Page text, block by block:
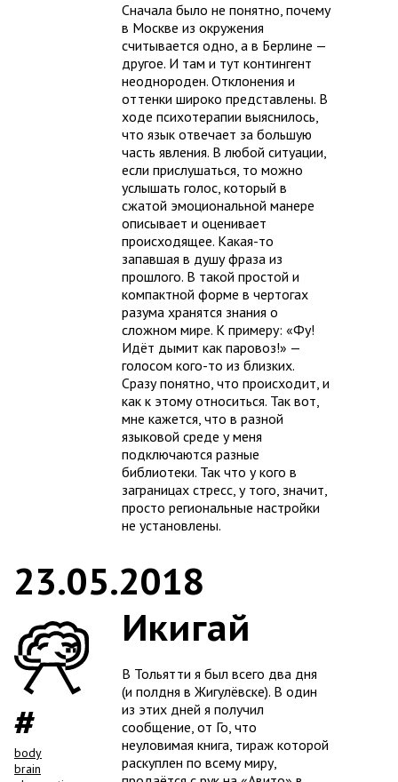
Сначала было не понятно, почему
в Москве из окружения
считывается одно, а в Берлине —
другое. И там и тут контингент
неоднороден. Отклонения и
оттенки широко представлены. В
ходе психотерапии выяснилось,
что язык отвечает за большую
часть явления. В любой ситуации,
если прислушаться, то можно
услышать голос, который в
сжатой эмоциональной манере
описывает и оценивает
происходящее. Какая-то
запавшая в душу фраза из
прошлого. В такой простой и
компактной форме в чертогах
разума хранятся знания о
сложном мире. К примеру: «Фу!
Идёт дымит как паровоз!» —
голосом кого-то из близких.
Сразу понятно, что происходит, и
как к этому относиться. Так вот,
мне кажется, что в разной
языковой среде у меня
подключаются разные
библиотеки. Так что у кого в
заграницах стресс, у того, значит,
просто региональные настройки
не установлены.
body
brain
23.05.2018
Икигай
В Тольятти я был всего два дня
(и полдня в Жигулёвске). В один
из этих дней я получил
сообщение, от Го, что
неуловимая книга, тираж которой
раскуплен по всему миру,